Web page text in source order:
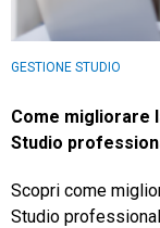
GESTIONE STUDIO
Come migliorare
Studio
Scopri come
Studio